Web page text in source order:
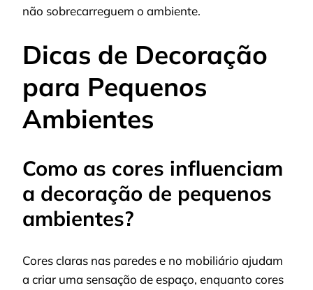
não sobrecarreguem o ambiente.
Dicas de Decoração
para Pequenos
Ambientes
Como as cores influenciam
a decoração de pequenos
ambientes?
Cores claras nas paredes e no mobiliário ajudam
a criar uma sensação de espaço, enquanto cores